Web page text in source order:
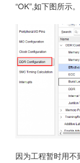
“OK”,如下图所示。
因为工程暂时用